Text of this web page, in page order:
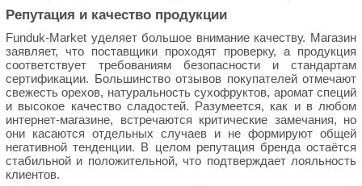
Репутация и качество продукции
Funduk-Market уделяет большое внимание качеству. Магазин
заявляет, что поставщики проходят проверку, а продукция
соответствует требованиям безопасности и стандартам
сертификации. Большинство отзывов покупателей отмечают
свежесть орехов, натуральность сухофруктов, аромат специй
и высокое качество сладостей. Разумеется, как и в любом
интернет-магазине, встречаются критические замечания, но
они касаются отдельных случаев и не формируют общей
негативной тенденции. В целом репутация бренда остаётся
стабильной и положительной, что подтверждает лояльность
клиентов.